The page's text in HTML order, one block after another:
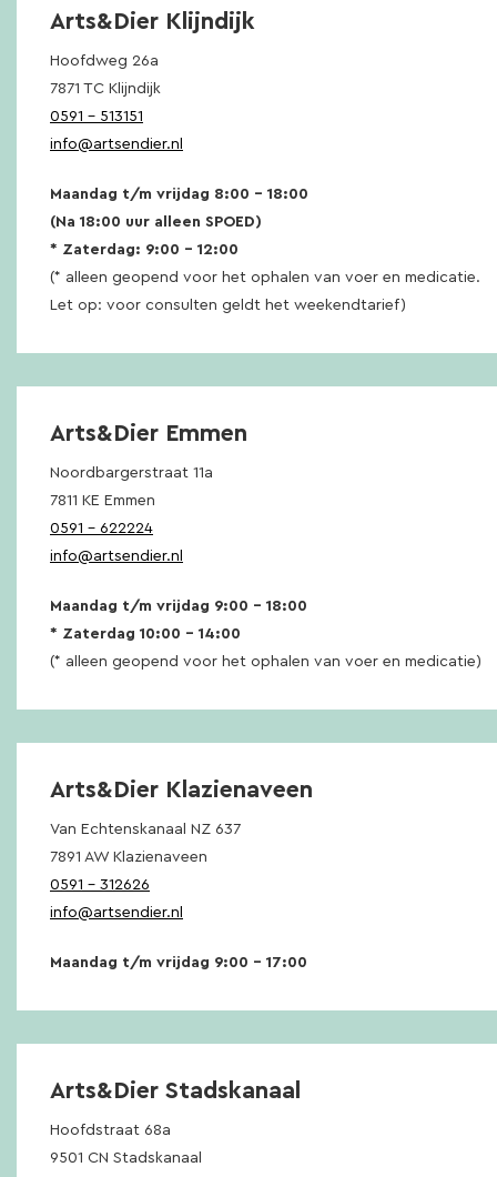
Arts&Dier Klijndijk
Hoofdweg 26a
7871 TC Klijndijk
0591 – 513151
info@artsendier.nl
Maandag t/m vrijdag 8:00 – 18:00
(Na 18:00 uur alleen SPOED)
* Zaterdag: 9:00 – 12:00
(* alleen geopend voor het ophalen van voer en medicatie.
Let op: voor consulten geldt het weekendtarief)
Arts&Dier Emmen
Noordbargerstraat 11a
7811 KE Emmen
0591 – 622224
info@artsendier.nl
Maandag t/m vrijdag 9:00 – 18:00
* Zaterdag 10:00 – 14:00
(* alleen geopend voor het ophalen van voer en medicatie)
Arts&Dier Klazienaveen
Van Echtenskanaal NZ 637
7891 AW Klazienaveen
0591 – 312626
info@artsendier.nl
Maandag t/m vrijdag 9:00 – 17:00
Arts&Dier Stadskanaal
Hoofdstraat 68a
9501 CN Stadskanaal